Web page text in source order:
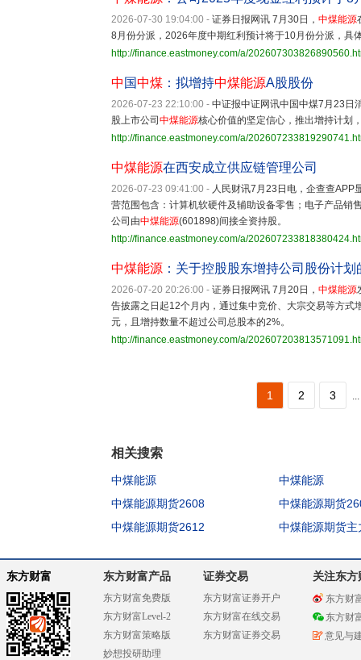
2026-07-30 19:04:00 - 证券日报网讯 7月30日， 中煤能源
8月份分派，2026年度中期红利预计将于10月份分派，具
http://finance.eastmoney.com/a/
中 国中煤 ：拟增持中煤能源A股股份
2026-07-23 22:10:00 - 中证报中证网讯中国中煤7月23日
股上市公司 中煤能源核心价值的坚定信心，推出增持计划
http://finance.eastmoney.com/a/
中煤能源在西安成立供应链管理公司
2026-07-23 09:41:00 - 人民财讯7月23日电，企查查APP
营范围包含：计算机软硬件及辅助设备零售；电子产品销
公司由中煤能源(601898)间接全资持股。
http://finance.eastmoney.com/a/
中煤能源 ：关于控股股东增持公司股份计划
2026-07-20 20:26:00 - 证券日报网讯 7月20日， 中煤能源
告披露之日起12个月内，通过集中竞价、大宗交易等方
元，且增持数量不超过公司总股本的2%。
http://finance.eastmoney.com/a/
1 2 3 ...
相关搜索
中煤能源
中煤能源
中煤能源期货2608
中煤能源期货
中煤能源期货2612
中煤能源期货主
东方财富 东方财富产品
东方财富免费版
东方财富Level-2
东方财富策略版
妙想投研助理
证券交易
东方财富证券开户
东方财富在线交易
东方财富证券交易
关注东方
东方财
东方财
意见与